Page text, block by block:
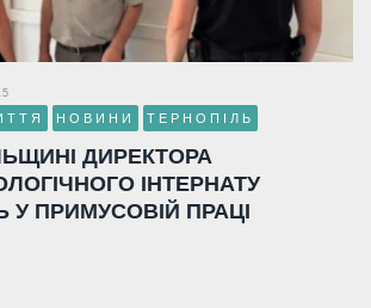
НОВИНИ ТЕРНОПІЛЬ
ДИРЕКТОРА
ІНТЕРНАТУ
ПРИМУСОВІЙ ПРАЦІ